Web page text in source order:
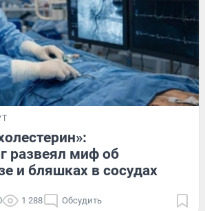
развеял миф об
и бляшках в сосудах
1 288 Обсудить